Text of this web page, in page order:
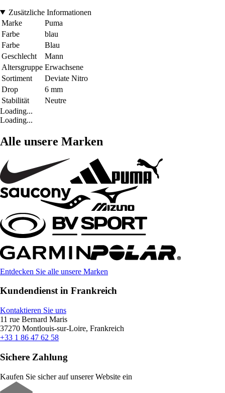
Zusätzliche Informationen
Marke
Puma
Farbe
blau
Farbe
Blau
Geschlecht
Mann
Altersgruppe Erwachsene
Sortiment
Deviate Nitro
Drop
6 mm
Stabilität
Neutre
Loading...
Loading...
Alle unsere Marken
Entdecken Sie alle unsere Marken
Kundendienst in Frankreich
Kontaktieren Sie uns
11 rue Bernard Maris
37270 Montlouis-sur-Loire, Frankreich
+33 1 86 47 62 58
Sichere Zahlung
Kaufen Sie sicher auf unserer Website ein